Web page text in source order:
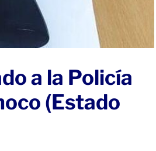
a la Policía
(Estado